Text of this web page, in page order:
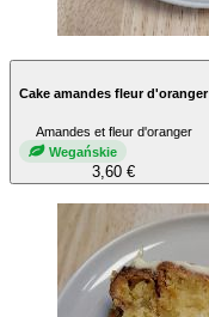
Cake amandes fleur d'oranger
Amandes et fleur d'oranger
Wegańskie
3,60 €